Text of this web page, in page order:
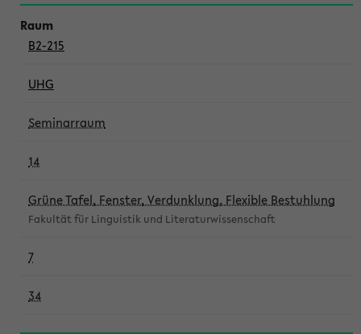
B2-215
UHG
Seminarraum
14
Grüne Tafel, Fenster, Verdunklung, Flexible Bestuhlung
Fakultät für Linguistik und Literaturwissenschaft
7
34